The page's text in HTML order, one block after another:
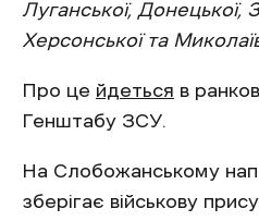
Луганської, Донецької,
Херсонської та
Про це йдеться в
Генштабу ЗСУ.
На Слобожанському
зберігає військову